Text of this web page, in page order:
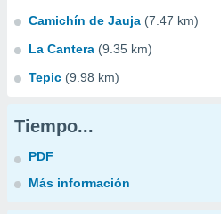
Camichín de Jauja (7.47 km)
La Cantera (9.35 km)
Tepic (9.98 km)
Tiempo...
PDF
Más información